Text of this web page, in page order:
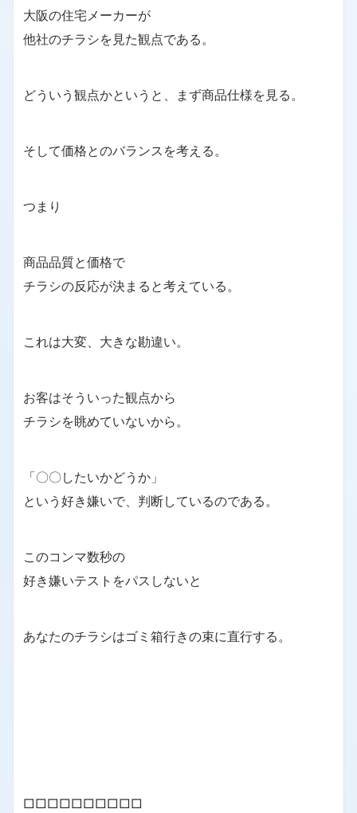
大阪の住宅メーカーが
他社のチラシを見た観点である。
どういう観点かというと、まず商品仕様を見る。
そして価格とのバランスを考える。
つまり
商品品質と価格で
チラシの反応が決まると考えている。
これは大変、大きな勘違い。
お客はそういった観点から
チラシを眺めていないから。
「〇〇したいかどうか」
という好き嫌いで、判断しているのである。
このコンマ数秒の
好き嫌いテストをパスしないと
あなたのチラシはゴミ箱行きの束に直行する。
□□□□□□□□□□